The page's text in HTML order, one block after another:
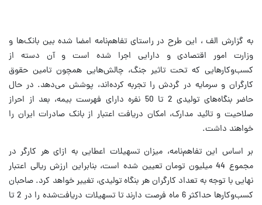
به گزارش الف ، این طرح در راستای تفاهم‌نامه امضا شده بین بانک‌ها و
وزارت امور اقتصادی و دارایی اجرا شده است و آن دسته از
کسب‌وکارهایی که تحت تاثیر جنگ، چالش‌هایی همچون تامین حقوق
کارگران و سرمایه در گردش را تجربه کرده‌اند، پوشش می‌دهد. در حال
حاضر بنگاه‌های تولیدی 2 تا 50 نفره دارای فهرست بیمه، بعد از احراز
صلاحیت و تائید مدارک، امکان دریافت اعتبار از بانک صادرات ایران را
خواهند داشت.
بر اساس این تفاهم‌نامه، میزان تسهیلات اعطایی به ازای هر کارگر در
مجموع 44 میلیون تومان تعیین شده است، بنابراین ارزش ریالی اعتبار
نهایی با توجه به تعداد کارگران هر بنگاه تولیدی، تغییر خواهد کرد. صاحبان
کسب‌وکارها حداکثر 6 ماه فرصت دارند تا تسهیلات دریافت‌شده را در 2 تا